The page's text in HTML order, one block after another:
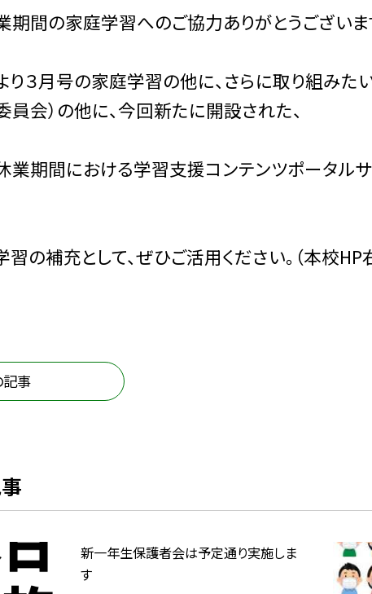
期間の家庭学習へのご協力ありがとうございま
３月号の家庭学習の他に、さらに取り組みたい
会）の他に、今回新たに開設された、
休業期間における学習支援コンテンツポータルサ
の補充として、ぜひご活用ください。（本校HP
事
新一年生保護者会は予定通り実施しま
す